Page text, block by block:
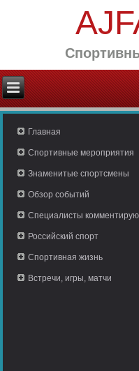
Главная
Спортивные мероприятия
Знаменитые спортсмены
Обзор событий
Специалисты
Российский спорт
Спортивная жизнь
Встречи, игры, матчи